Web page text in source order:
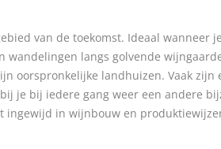
van de toekomst. Ideaal wanneer
langs golvende
oorspronkelijke landhuizen. Vaak zijn
je bij iedere gang weer een andere
ingewijd in wijnbouw en